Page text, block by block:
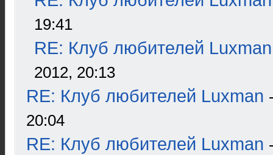
19:41
RE: Клуб любителей Luxman
2012, 20:13
RE: Клуб любителей Luxman
20:04
RE: Клуб любителей Luxman